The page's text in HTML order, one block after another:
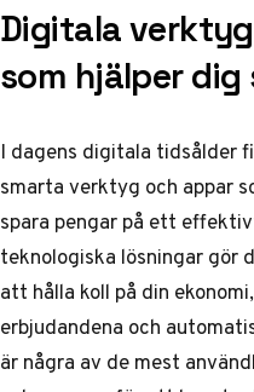
Digitala
som hjälper
I dagens digitala tidsålder
smarta verktyg och appar
spara pengar på ett
teknologiska lösningar gör
att hålla koll på din
erbjudandena och
är några av de mest